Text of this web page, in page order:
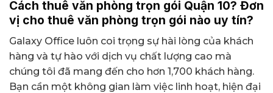
Cách thuê văn phòng trọn gói Quận 10? Đơn
vị cho thuê văn phòng trọn gói nào uy tín?
Galaxy Office luôn coi trọng sự hài lòng của khách
hàng và tự hào với dịch vụ chất lượng cao mà
chúng tôi đã mang đến cho hơn 1,700 khách hàng.
Bạn cần một không gian làm việc linh hoạt, hiện đại